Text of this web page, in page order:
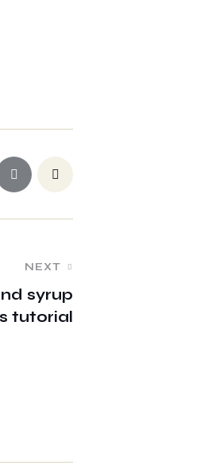
NEXT
syrup
tutorial